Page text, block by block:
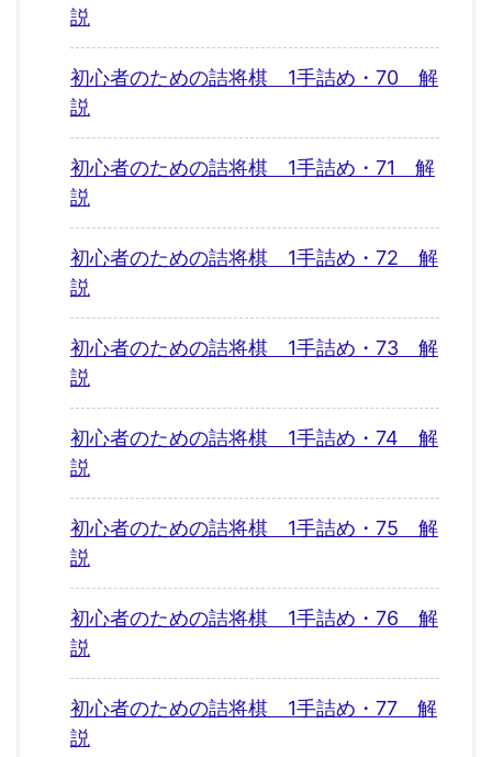
説
初心者のための詰将棋 1手詰め・70 解
説
初心者のための詰将棋 1手詰め・71 解
説
初心者のための詰将棋 1手詰め・72 解
説
初心者のための詰将棋 1手詰め・73 解
説
初心者のための詰将棋 1手詰め・74 解
説
初心者のための詰将棋 1手詰め・75 解
説
初心者のための詰将棋 1手詰め・76 解
説
初心者のための詰将棋 1手詰め・77 解
説